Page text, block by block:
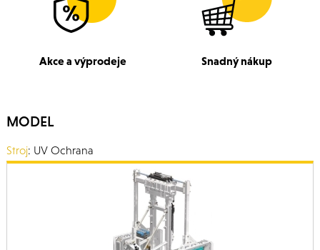
Akce a výprodeje Snadný nákup
MODEL
Stroj: UV Ochrana